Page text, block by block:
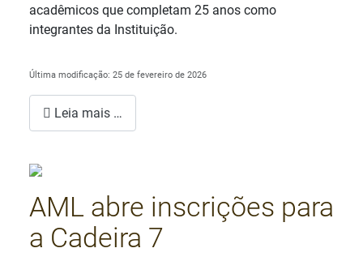
acadêmicos que completam 25 anos como
integrantes da Instituição.
Última modificação: 25 de fevereiro de 2026
Leia mais …
AML abre inscrições para
a Cadeira 7